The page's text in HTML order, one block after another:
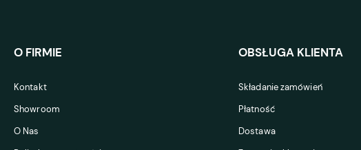
O FIRMIE
Kontakt
Showroom
O Nas
OBSŁUGA KLIENTA
Składanie zamówień
Płatność
Dostawa